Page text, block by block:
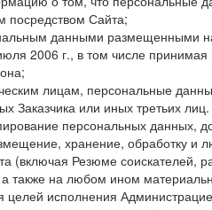
посредством Сайта;
данными размещенными
2006 г., в том числе принимая
лицам, персональные
Заказчика или иных третьих лиц.
персональных данных,
хранение, обработку и
(включая Резюме
а также на любом ином
целей исполнения